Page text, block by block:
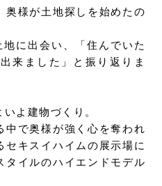
奥様が⼟地探しを始めたの
に出会い、「住んでいた
来ました」と振り返りま
よ建物づくり。
中で奥様が強く心を奪われ
セキスイハイムの展示場に
タイルのハイエンドモデル